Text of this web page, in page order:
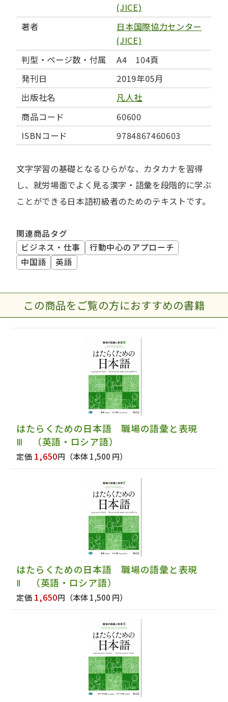
(JICE)
著者
日本国際協力センター
(JICE)
判型・ページ数・付属
A4 104頁
発刊日
2019年05月
出版社名
凡人社
商品コード
60600
ISBNコード
9784867460603
文字学習の基礎となるひらがな、カタカナを習得
し、就労場面でよく見る漢字・語彙を段階的に学ぶ
ことができる日本語初級者のためのテキストです。
関連商品タグ
ビジネス・仕事
行動中心のアプローチ
中国語
英語
この商品をご覧の方におすすめの書籍
はたらくための日本語 職場の語彙と表現
Ⅲ （英語・ロシア語）
定価 1,650円 （本体 1,500 円）
はたらくための日本語 職場の語彙と表現
Ⅱ （英語・ロシア語）
定価 1,650円 （本体 1,500 円）